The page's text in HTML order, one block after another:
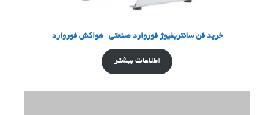
خرید فن سانتریفیوژ فوروارد صنعتی | هواکش فوروارد
اطلاعات بیشتر